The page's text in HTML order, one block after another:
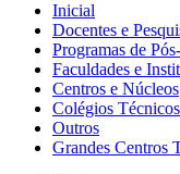
Inicial
Docentes e
Programas de
Faculdades e
Centros e Núcleos
Colégios Técnicos
Outros
Grandes Centros